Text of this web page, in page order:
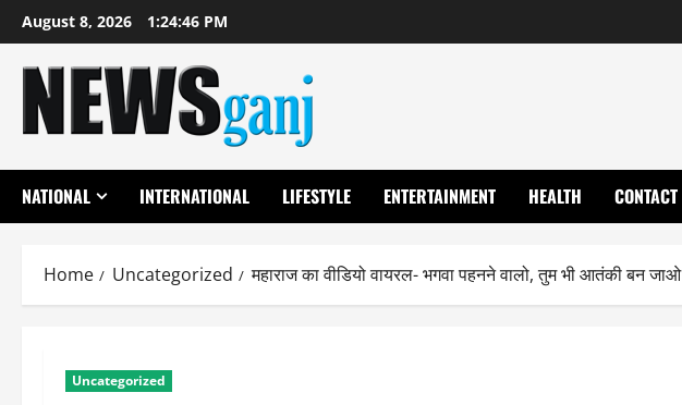
Skip
to
content
August 8, 2026 1:24:47 PM
NATIONAL INTERNATIONAL LIFESTYLE ENTERTAINMENT HEALTH CONTACT
Home Uncategorized महाराज का वीडियो वायरल- भगवा पहनने वालो, तुम भी आतंकी बन जाओ
Uncategorized